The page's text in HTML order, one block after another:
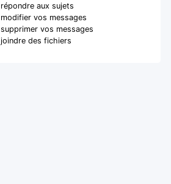
répondre aux sujets
modifier vos messages
supprimer vos messages
joindre des fichiers